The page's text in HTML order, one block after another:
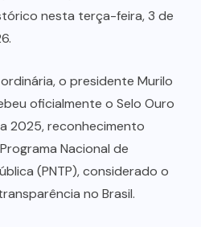
nesta terça-feira, 3 de
o presidente Murilo
oficialmente o Selo Ouro
2025, reconhecimento
Nacional de
(PNTP), considerado o
no Brasil.